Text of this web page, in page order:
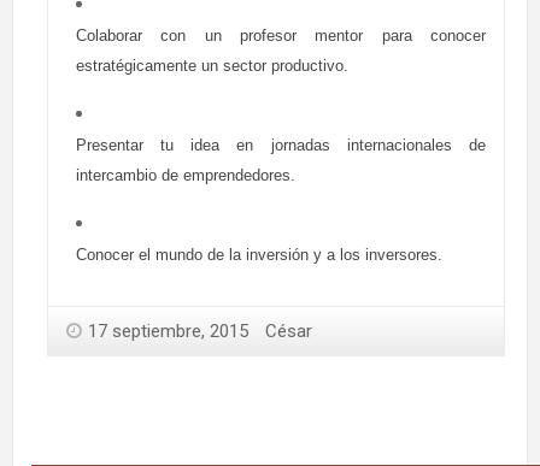
Colaborar con un profesor mentor para conocer
estratégicamente un sector productivo.
Presentar tu idea en jornadas internacionales de
intercambio de emprendedores.
Conocer el mundo de la inversión y a los inversores.
17 septiembre, 2015 César